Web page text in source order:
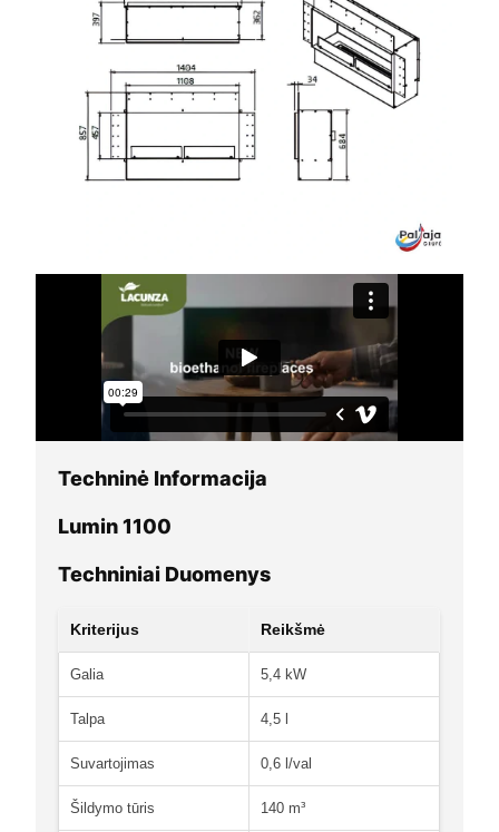
Techninė Informacija
Lumin 1100
Techniniai Duomenys
Kriterijus Reikšmė
Galia 5,4 kW
Talpa 4,5 l
Suvartojimas 0,6 l/val
Šildymo tūris 140 m³